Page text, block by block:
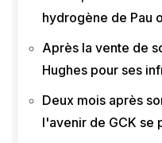
hydrogène de Pau
Après la vente de
Hughes pour ses
Deux mois après
l'avenir de GCK se